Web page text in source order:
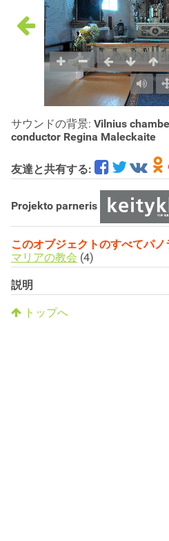
サウンドの背景: Vilnius
conductor Regina Maleckaite
友達と共有する:
Projekto parneris
このオブジェクトのすべてパノ
マリアの教会 (4)
説明
トップへ